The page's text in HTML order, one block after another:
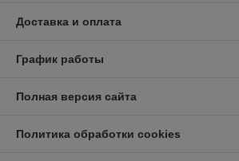
Доставка и оплата
График работы
Полная версия сайта
Политика обработки cookies